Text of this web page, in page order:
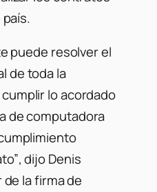
puede resolver el
de toda la
lo acordado
de computadora
, dijo Denis
la firma de